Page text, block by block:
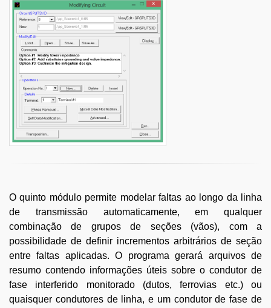
O quinto módulo permite modelar faltas ao longo da linha
de transmissão automaticamente, em qualquer
combinação de grupos de seções (vãos), com a
possibilidade de definir incrementos arbitrários de seção
entre faltas aplicadas. O programa gerará arquivos de
resumo contendo informações úteis sobre o condutor de
fase interferido monitorado (dutos, ferrovias etc.) ou
quaisquer condutores de linha, e um condutor de fase de